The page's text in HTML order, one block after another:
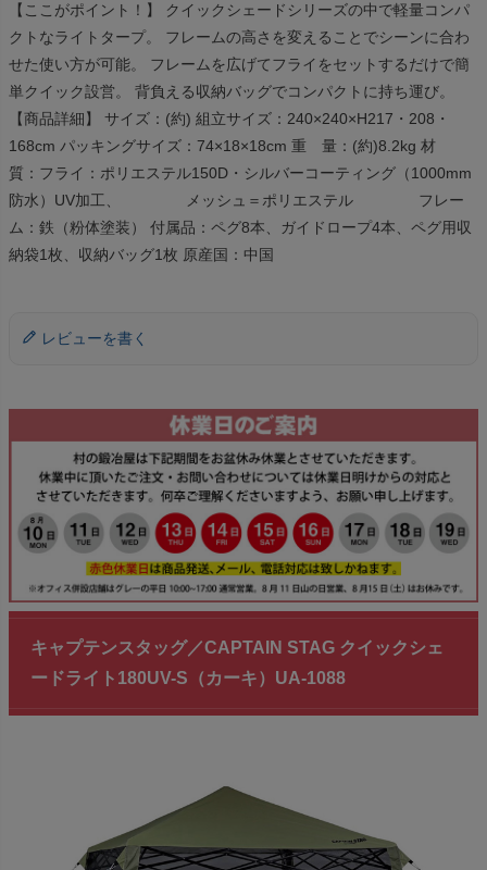
【ここがポイント！】 クイックシェードシリーズの中で軽量コンパ
クトなライトタープ。 フレームの高さを変えることでシーンに合わ
せた使い方が可能。 フレームを広げてフライをセットするだけで簡
単クイック設営。 背負える収納バッグでコンパクトに持ち運び。
【商品詳細】 サイズ：(約) 組立サイズ：240×240×H217・208・
168cm パッキングサイズ：74×18×18cm 重 量：(約)8.2kg 材
質：フライ：ポリエステル150D・シルバーコーティング（1000mm
防水）UV加工、 メッシュ＝ポリエステル フレー
ム：鉄（粉体塗装） 付属品：ペグ8本、ガイドロープ4本、ペグ用収
納袋1枚、収納バッグ1枚 原産国：中国
レビューを書く
キャプテンスタッグ／CAPTAIN STAG クイックシェ
ードライト180UV-S（カーキ）UA-1088